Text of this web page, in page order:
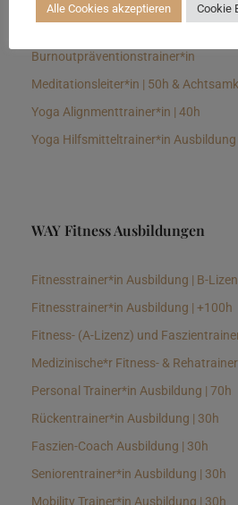
Longevitytrainer*in
Burnoutpräventionstrainer*in
Meditationsleiter*in | 50h &
Yoga Alignmenttrainer*in | 40h
Yoga Hilfsmitteltrainer*in Ausbildung
WAY Fitness Ausbildungen
Fitnesstrainer*in Ausbildung | B-
Fitnesstrainer*in Ausbildung | +100h
Fitness- (A-Lizenz) und
Medizinische*r Fitness- &
Personal Trainer*in Ausbildung | 70h
Rückentrainer*in Ausbildung | 30h
Faszien-Coach Ausbildung | 30h
Seniorentrainer*in Ausbildung | 30h
Mobility Trainer*in Ausbildung | 30h
Alle Cookies akzeptieren Cookie